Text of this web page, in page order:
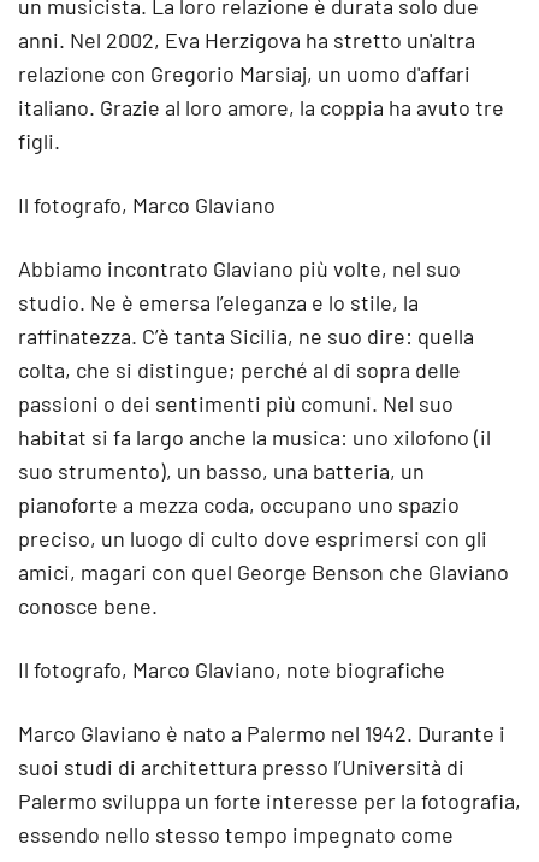
un musicista. La loro relazione è durata solo due
anni. Nel 2002, Eva Herzigova ha stretto un'altra
relazione con Gregorio Marsiaj, un uomo d'affari
italiano. Grazie al loro amore, la coppia ha avuto tre
figli.
Il fotografo, Marco Glaviano
Abbiamo incontrato Glaviano più volte, nel suo
studio. Ne è emersa l’eleganza e lo stile, la
raffinatezza. C’è tanta Sicilia, ne suo dire: quella
colta, che si distingue; perché al di sopra delle
passioni o dei sentimenti più comuni. Nel suo
habitat si fa largo anche la musica: uno xilofono (il
suo strumento), un basso, una batteria, un
pianoforte a mezza coda, occupano uno spazio
preciso, un luogo di culto dove esprimersi con gli
amici, magari con quel George Benson che Glaviano
conosce bene.
Il fotografo, Marco Glaviano, note biografiche
Marco Glaviano è nato a Palermo nel 1942. Durante i
suoi studi di architettura presso l’Università di
Palermo sviluppa un forte interesse per la fotografia,
essendo nello stesso tempo impegnato come